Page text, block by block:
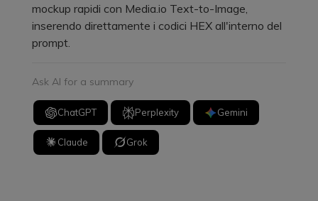
mockup rapidi con Media.io Text-to-Image,
inserendo direttamente i codici HEX all'interno del
prompt.
Ask AI for a summary
ChatGPT Perplexity Gemini
Claude Grok